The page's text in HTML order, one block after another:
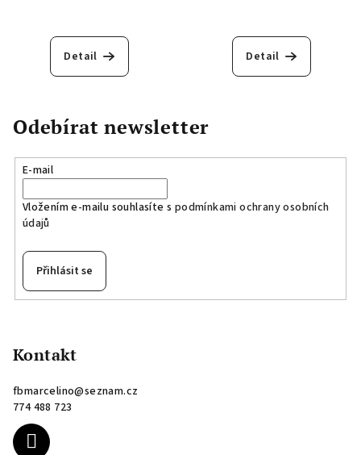
Detail Detail
Odebírat newsletter
E-mail
Vložením e-mailu souhlasíte s podmínkami ochrany osobních
údajů
Přihlásit se
Kontakt
fbmarcelino@seznam.cz
774 488 723